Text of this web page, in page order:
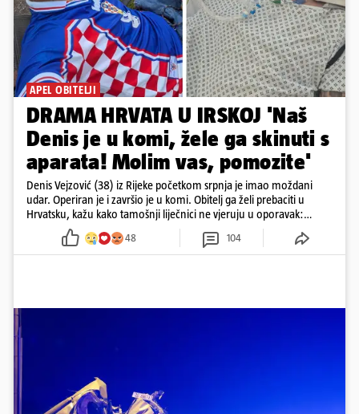
APEL OBITELJI
DRAMA HRVATA U IRSKOJ 'Naš
Denis je u komi, žele ga skinuti s
aparata! Molim vas, pomozite'
Denis Vejzović (38) iz Rijeke početkom srpnja je imao moždani
udar. Operiran je i završio je u komi. Obitelj ga želi prebaciti u
Hrvatsku, kažu kako tamošnji liječnici ne vjeruju u oporavak:
'Imamo 72 sata'
48 104